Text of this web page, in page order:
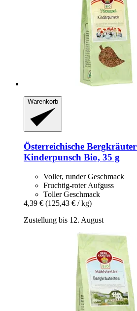
Warenkorb
Österreichische Bergkräuter
Kinderpunsch Bio, 35 g
Voller, runder Geschmack
Fruchtig-roter Aufguss
Toller Geschmack
4,39 € (125,43 € / kg)
Zustellung bis 12. August